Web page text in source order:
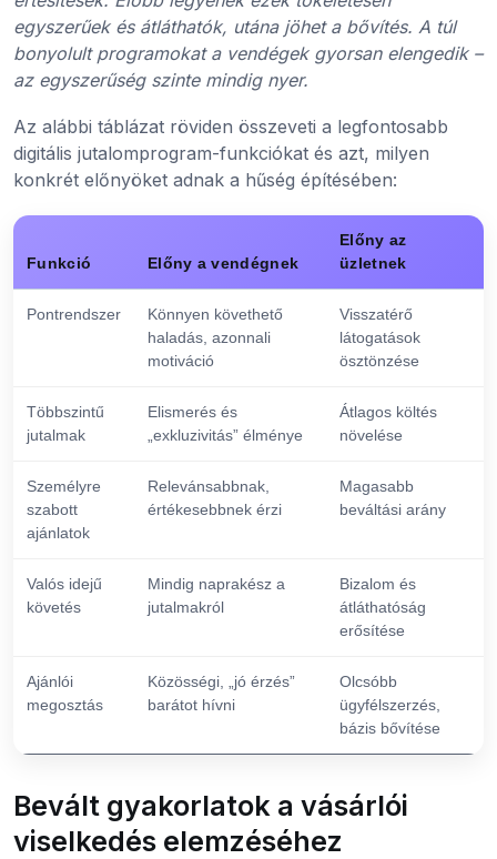
egyszerűek és átláthatók, utána jöhet a bővítés. A túl
bonyolult programokat a vendégek gyorsan elengedik –
az egyszerűség szinte mindig nyer.
Az alábbi táblázat röviden összeveti a legfontosabb
digitális jutalomprogram-funkciókat és azt, milyen
konkrét előnyöket adnak a hűség építésében:
Funkció Előny a vendégnek
Előny az
üzletnek
Pontrendszer
Könnyen követhető
haladás, azonnali
motiváció
Visszatérő
látogatások
ösztönzése
Többszintű
jutalmak
Elismerés és
„exkluzivitás” élménye
Átlagos költés
növelése
Személyre
szabott
ajánlatok
Relevánsabbnak,
értékesebbnek érzi
Magasabb
beváltási arány
Valós idejű
követés
Mindig naprakész a
jutalmakról
Bizalom és
átláthatóság
erősítése
Ajánlói
megosztás
Közösségi, „jó érzés”
barátot hívni
Olcsóbb
ügyfélszerzés,
bázis bővítése
Bevált gyakorlatok a vásárlói
viselkedés elemzéséhez